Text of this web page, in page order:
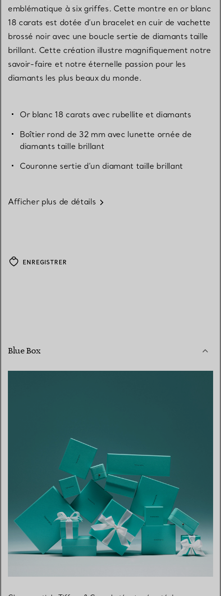
emblématique à six griffes. Cette montre en or blanc
18 carats est dotée d’un bracelet en cuir de vachette
brossé noir avec une boucle sertie de diamants taille
brillant. Cette création illustre magnifiquement notre
savoir-faire et notre éternelle passion pour les
diamants les plus beaux du monde.
Or blanc 18 carats avec rubellite et diamants
Boîtier rond de 32 mm avec lunette ornée de
diamants taille brillant
Couronne sertie d’un diamant taille brillant
Afficher plus de détails
ENREGISTRER
Blue Box